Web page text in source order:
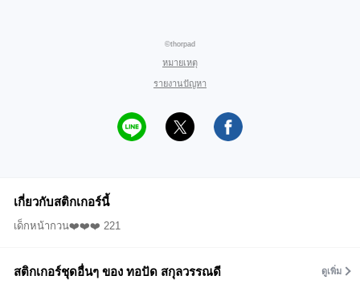
©thorpad
หมายเหตุ
รายงานปัญหา
เกี่ยวกับสติกเกอร์นี้
เด็กหน้ากวน❤️❤️❤️ 221
สติกเกอร์ชุดอื่นๆ ของ ทอปัด สกุลวรรณดี ดูเพิ่ม